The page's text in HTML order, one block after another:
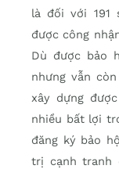
là đối với 191
được công
Dù được bảo
nhưng vẫn
xây dựng
nhiều bất lợi
đăng ký bảo
trị cạnh tranh